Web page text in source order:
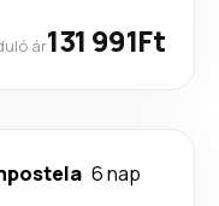
ár131 991Ft
6 nap